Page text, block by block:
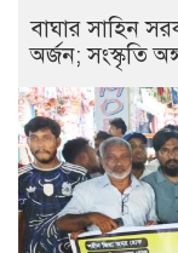
বাঘার সাহিন
অর্জন; সংস্কৃতি